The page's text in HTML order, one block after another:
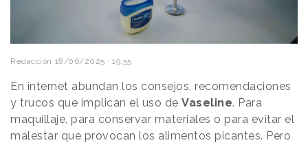
Redacción 18/06/2025 · 19:55
En internet abundan los consejos, recomendaciones
y trucos que implican el uso de Vaseline. Para
maquillaje, para conservar materiales o para evitar el
malestar que provocan los alimentos picantes. Pero